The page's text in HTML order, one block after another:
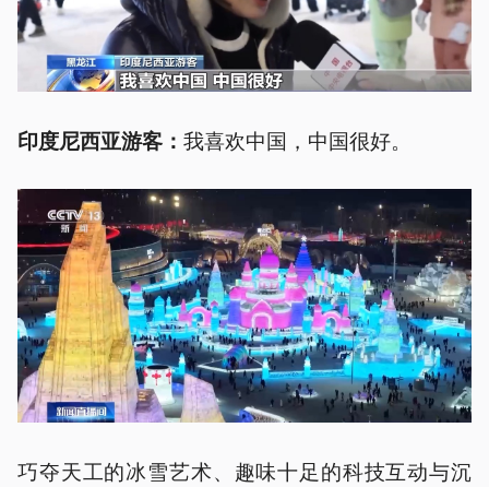
印度尼西亚游客： 我喜欢中国，中国很好。
巧夺天工的冰雪艺术、趣味十足的科技互动与沉